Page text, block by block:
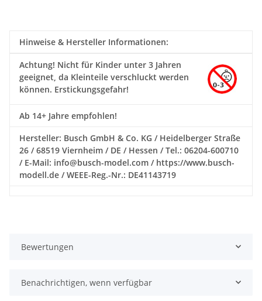
Hinweise & Hersteller Informationen:
Achtung! Nicht für Kinder unter 3 Jahren
geeignet, da Kleinteile verschluckt werden
können. Erstickungsgefahr!
Ab 14+ Jahre empfohlen!
Hersteller: Busch GmbH & Co. KG / Heidelberger Straße
26 / 68519 Viernheim / DE / Hessen / Tel.: 06204-600710
/ E-Mail: info@busch-model.com / https://www.busch-
modell.de / WEEE-Reg.-Nr.: DE41143719
Bewertungen
Benachrichtigen, wenn verfügbar